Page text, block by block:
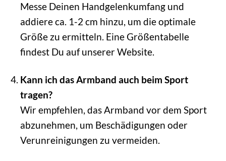
Messe Deinen Handgelenkumfang und
addiere ca. 1-2 cm hinzu, um die optimale
Größe zu ermitteln. Eine Größentabelle
findest Du auf unserer Website.
Kann ich das Armband auch beim Sport
tragen?
Wir empfehlen, das Armband vor dem Sport
abzunehmen, um Beschädigungen oder
Verunreinigungen zu vermeiden.